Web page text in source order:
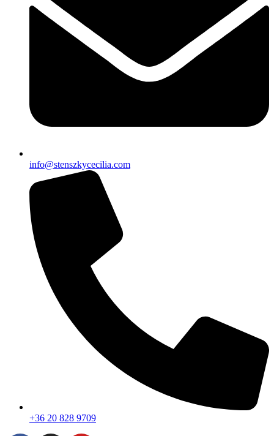
info@stenszkycecilia.com
+36 20 828 9709